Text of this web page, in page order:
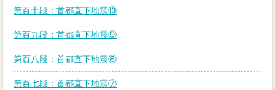
第百十段：首都直下地震⑩
第百九段：首都直下地震⑨
第百八段：首都直下地震⑧
第百七段：首都直下地震⑦